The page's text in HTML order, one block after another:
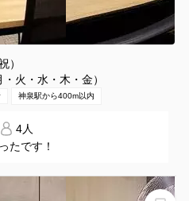
渋谷区道玄坂１丁目１９−１１
）
火・水・木・金）
神泉駅から400m以内
4人
たです！